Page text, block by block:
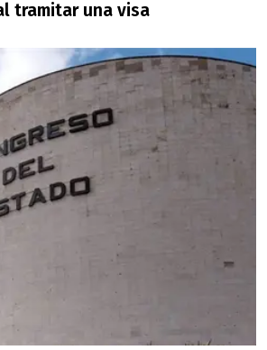
tramitar una visa